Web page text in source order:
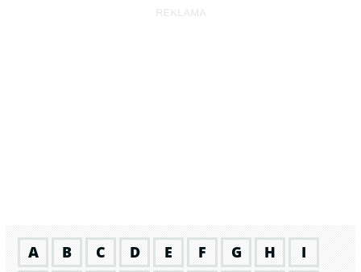
A B C D E F G H
I